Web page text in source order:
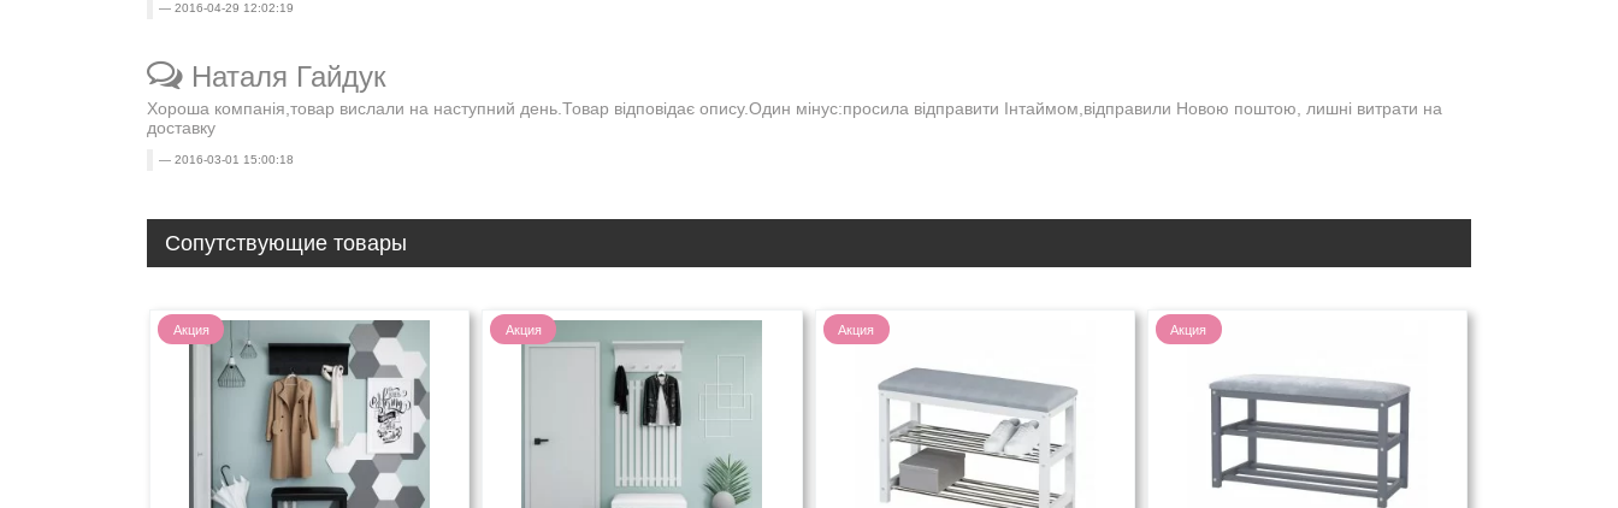
2016-04-29 12:02:19
Наталя Гайдук
Хороша компанія,товар вислали на наступний день.Товар відповідає опису.Один мінус:просила відправити Інтаймом,відправили Новою поштою, лишні витрати на
доставку
2016-03-01 15:00:18
Сопутствующие товары
Акция Акция Акция Акция